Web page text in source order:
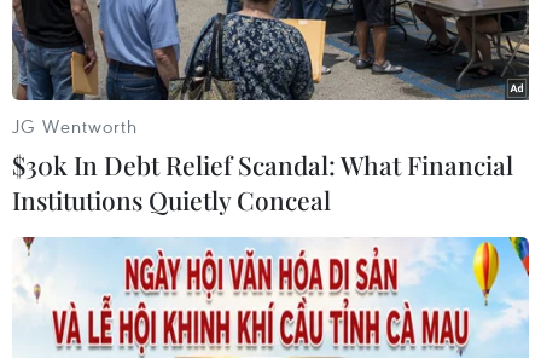
bắn.
JG Wentworth
$30k In Debt Relief Scandal: What Financial
Institutions Quietly Conceal